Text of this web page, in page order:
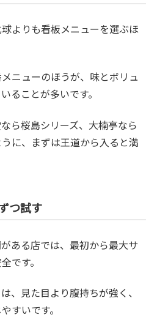
よりも看板メニューを選ぶほ
ニューのほうが、味とボリュ
ることが多いです。
ら桜島シリーズ、大楠亭なら
に、まずは王道から入ると満
つ試す
ある店では、最初から最大サ
です。
、見た目より腹持ちが強く、
すいです。